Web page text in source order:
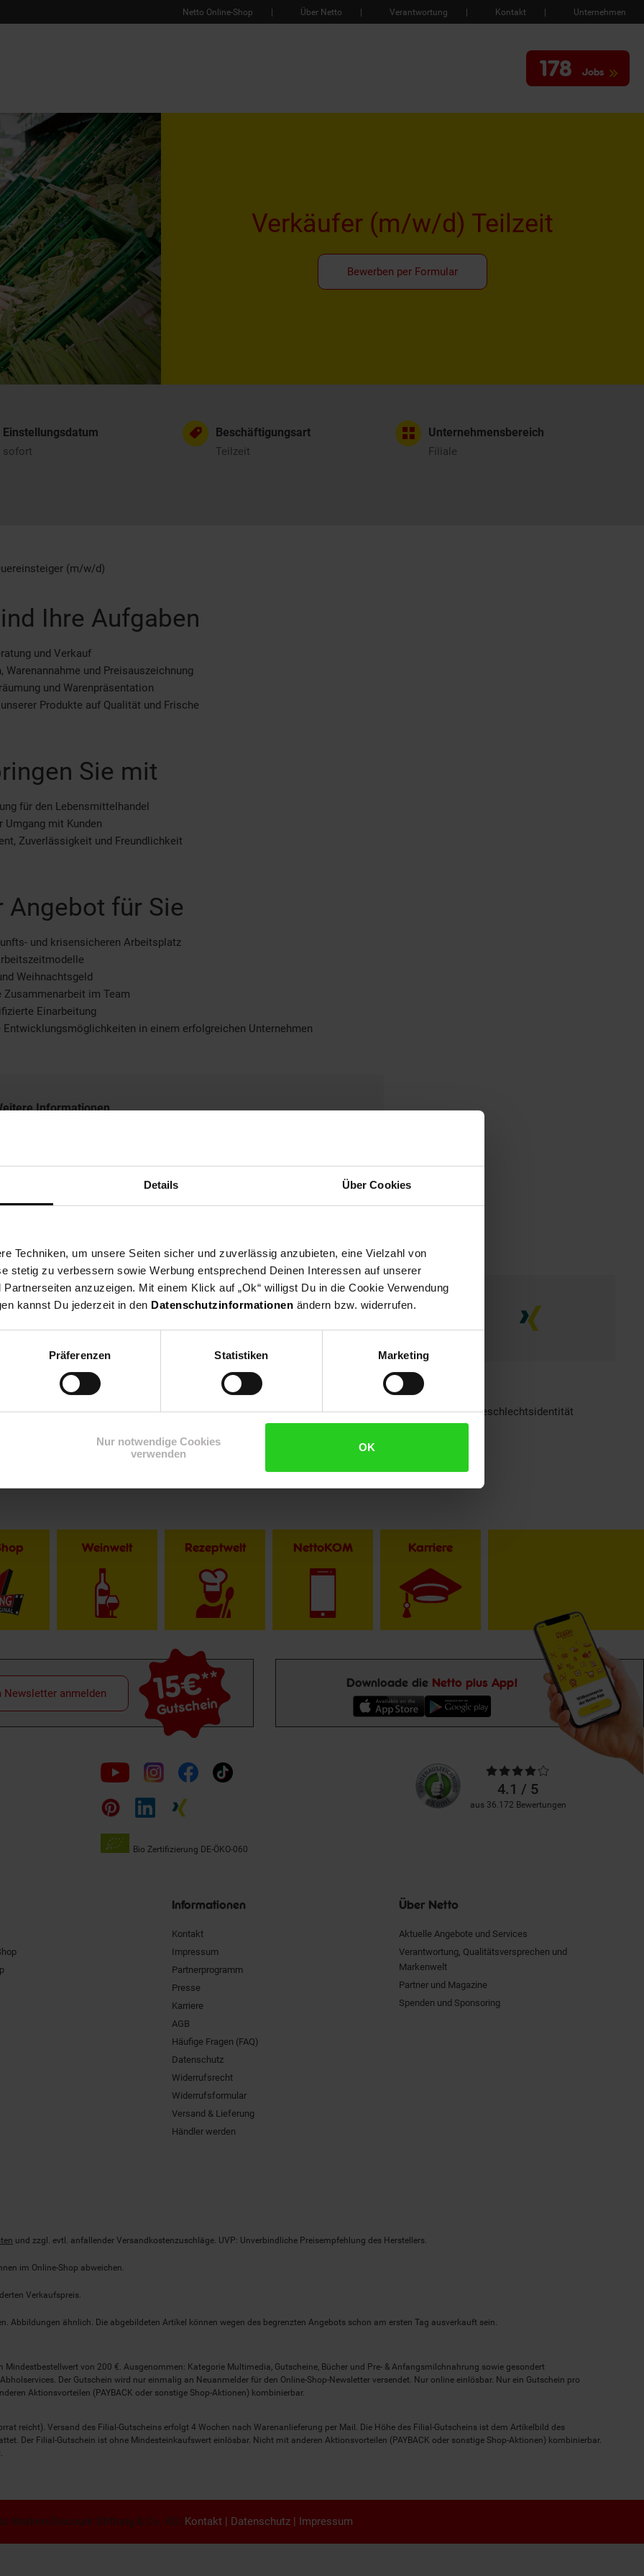
Details Über Cookies
Techniken, um unsere Seiten sicher und zuverlässig anzubieten, eine Vielzahl von
stetig zu verbessern sowie Werbung entsprechend Deinen Interessen auf unserer
anzuzeigen. Mit einem Klick auf „Ok“ willigst Du in die Cookie Verwendung
kannst Du jederzeit in den Datenschutzinformationen ändern bzw. widerrufen.
Präferenzen Statistiken Marketing
Nur notwendige Cookies
verwenden
OK
Netto Online-Shop Über Netto Verantwortung Kontakt Unternehmen
178 Jobs
Verkäufer (m/w/d) Teilzeit
Bewerben per Formular
Einstellungsdatum
sofort
Beschäftigungsart
Teilzeit
Unternehmensbereich
Filiale
(m/w/d)
Ihre Aufgaben
und Verkauf
Warenannahme und Preisauszeichnung
und Warenpräsentation
Produkte auf Qualität und Frische
Sie mit
für den Lebensmittelhandel
Umgang mit Kunden
Zuverlässigkeit und Freundlichkeit
Angebot für Sie
und krisensicheren Arbeitsplatz
Weihnachtsgeld
Zusammenarbeit im Team
Einarbeitung
in einem erfolgreichen Unternehmen
Informationen
im Textverlauf die männliche Form der Anrede. Selbstverständlich sind bei Netto Menschen jeder Geschlechtsidentität
Weinwelt Rezeptwelt NettoKOM Karriere
15€**
Gutschein
Newsletter anmelden
Downloade die Netto plus App!
Folge
uns
auf
Bio Zertifizierung DE-ÖKO-060
Unsere
Kundenbewertungen
Durchschnittliche
Bewertungen4.1 / 5
aus 36.172 Bewertungen
Informationen
Kontakt
Impressum
Partnerprogramm
Presse
Karriere
AGB
Häufige Fragen (FAQ)
Datenschutz
Widerrufsrecht
Widerrufsformular
Versand & Lieferung
Händler werden
Über Netto
Aktuelle Angebote und Services
Verantwortung, Qualitätsversprechen und
Markenwelt
Partner und Magazine
Spenden und Sponsoring
und zzgl. evtl. anfallender Versandkostenzuschläge. UVP: Unverbindliche Preisempfehlung des Herstellers.
im Online-Shop abweichen.
Verkaufspreis.
Abbildungen ähnlich. Die abgebildeten Artikel können wegen des begrenzten Angebots schon am ersten Tag ausverkauft sein.
von 200 €. Ausgenommen: Kategorie Multimedia, Gutscheine, Bücher und Pre- & Anfangsmilchnahrung sowie gesondert
Der Gutschein wird nur einmalig an Neuanmelder für den Online-Shop-Newsletter versendet. Nur online einlösbar. Nur ein Gutschein pro
Aktionsvorteilen (PAYBACK oder sonstige Shop-Aktionen) kombinierbar.
reicht). Versand des Filial-Gutscheins erfolgt 4 Wochen nach Warenanlieferung per Mail. Die Höhe des Filial-Gutscheins ist dem Artikelbild des
Der Filial-Gutschein ist ohne Mindesteinkaufswert einlösbar. Nicht mit anderen Aktionsvorteilen (PAYBACK oder sonstige Shop-Aktionen) kombinierbar.
Marken-Discount Stiftung & Co. KG |Kontakt | Datenschutz| Impressum